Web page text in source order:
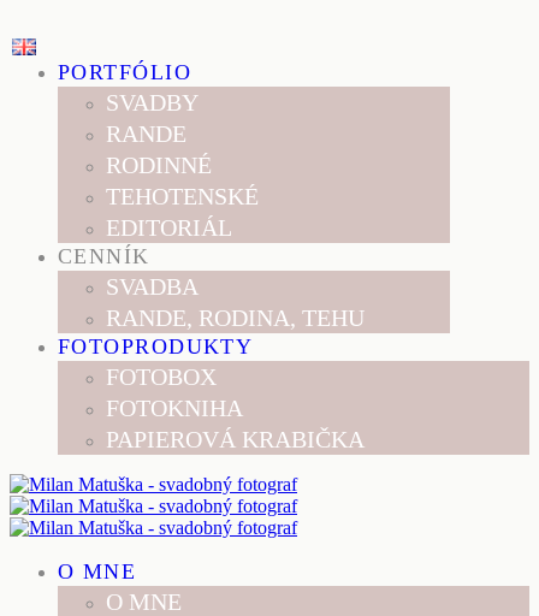
PORTFÓLIO
SVADBY
RANDE
RODINNÉ
TEHOTENSKÉ
EDITORIÁL
CENNÍK
SVADBA
RANDE, RODINA, TEHU
FOTOPRODUKTY
FOTOBOX
FOTOKNIHA
PAPIEROVÁ KRABIČKA
O MNE
O MNE